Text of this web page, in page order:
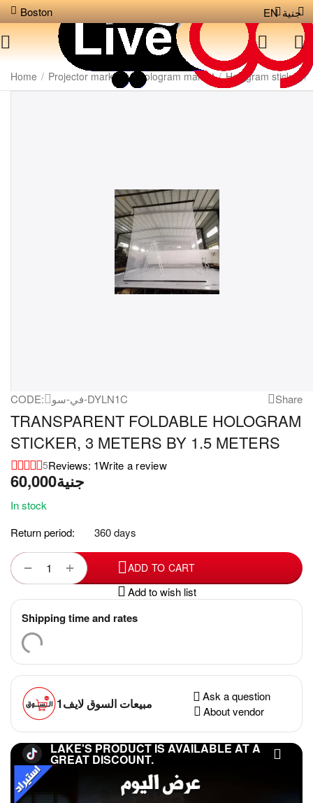
Boston جنية EN
Home / Projector markets / Hologram market / Hologram sticker /
CODE: في-سو-DYLN1C Share
TRANSPARENT FOLDABLE HOLOGRAM
STICKER, 3 METERS BY 1.5 METERS
5Reviews: 1Write a review
جنية60,000
In stock
Return period:
360 days
+
− ADD TO CART
Add to wish list
Shipping time and rates
مبيعات السوق لايف1
Ask a question
About vendor
LAKE'S PRODUCT IS AVAILABLE AT A
GREAT DISCOUNT.